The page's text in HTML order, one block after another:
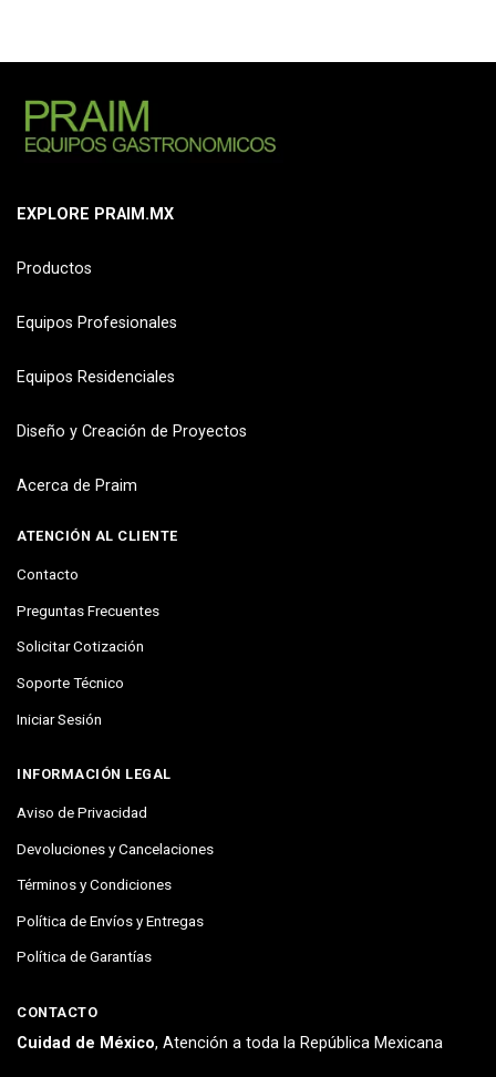
EXPLORE PRAIM.MX
Productos
Equipos Profesionales
Equipos Residenciales
Diseño y Creación de Proyectos
Acerca de Praim
ATENCIÓN AL CLIENTE
Contacto
Preguntas Frecuentes
Solicitar Cotización
Soporte Técnico
Iniciar Sesión
INFORMACIÓN LEGAL
Aviso de Privacidad
Devoluciones y Cancelaciones
Términos y Condiciones
Política de Envíos y Entregas
Política de Garantías
CONTACTO
Cuidad de México, Atención a toda la República Mexicana